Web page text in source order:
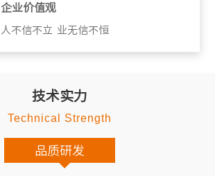
企业价值观
人不信不立 业无信不恒
技术实力
Technical Strength
品质研发